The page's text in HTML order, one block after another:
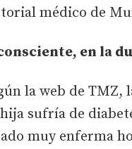
médico de
en la
la web de
sufría de
muy enferma